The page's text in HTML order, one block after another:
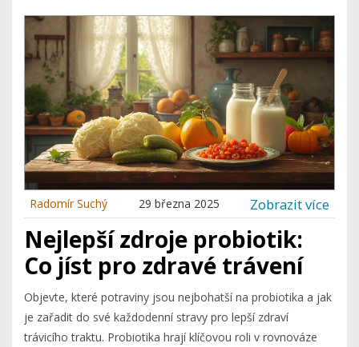
Radomír Suchý 29 března 2025 Zobrazit více
Nejlepší zdroje probiotik:
Co jíst pro zdravé trávení
Objevte, které potraviny jsou nejbohatší na probiotika a jak
je zařadit do své každodenní stravy pro lepší zdraví
trávicího traktu. Probiotika hrají klíčovou roli v rovnováze